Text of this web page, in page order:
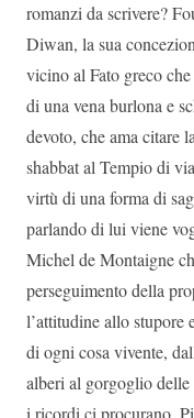
romanzi da scrivere?
Diwan, la sua
vicino al Fato greco
di una vena burlona e
devoto, che ama citare
shabbat al Tempio di
virtù di una forma di
parlando di lui viene
Michel de Montaigne
perseguimento della
l’attitudine allo stupore
di ogni cosa vivente,
alberi al gorgoglio
i ricordi ci procurano.